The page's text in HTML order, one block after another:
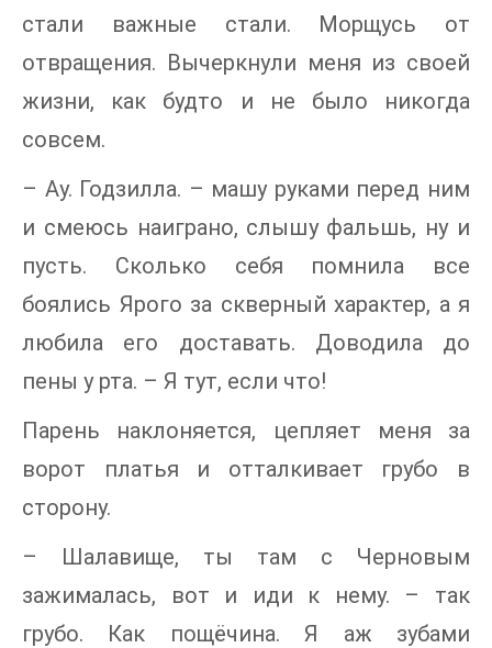
стали важные стали. Морщусь от
отвращения. Вычеркнули меня из своей
жизни, как будто и не было никогда
совсем.
– Ау. Годзилла. – машу руками перед ним
и смеюсь наиграно, слышу фальшь, ну и
пусть. Сколько себя помнила все
боялись Ярого за скверный характер, а я
любила его доставать. Доводила до
пены у рта. – Я тут, если что!
Парень наклоняется, цепляет меня за
ворот платья и отталкивает грубо в
сторону.
– Шалавище, ты там с Черновым
зажималась, вот и иди к нему. – так
грубо. Как пощёчина. Я аж зубами